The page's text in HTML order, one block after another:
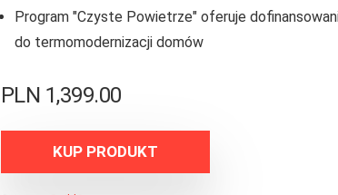
Program "Czyste Powietrze" oferuje
do termomodernizacji domów
PLN 1,399.00
KUP PRODUKT